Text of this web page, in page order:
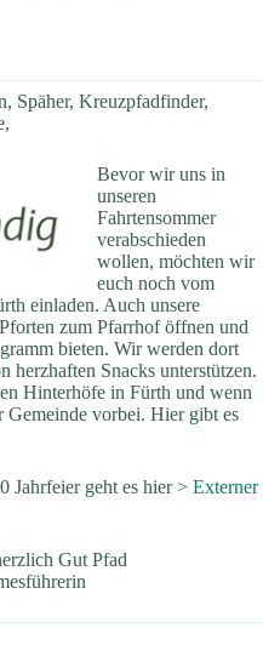
Späher, Kreuzpfadfinder,
Bevor wir uns in
unseren
Fahrtensommer
verabschieden
wollen, möchten wir
euch noch vom
einladen. Auch unsere
zum Pfarrhof öffnen und
bieten. Wir werden dort
herzhaften Snacks unterstützen.
Hinterhöfe in Fürth und wenn
Gemeinde vorbei. Hier gibt es
Jahrfeier geht es hier> Externer
Gut Pfad